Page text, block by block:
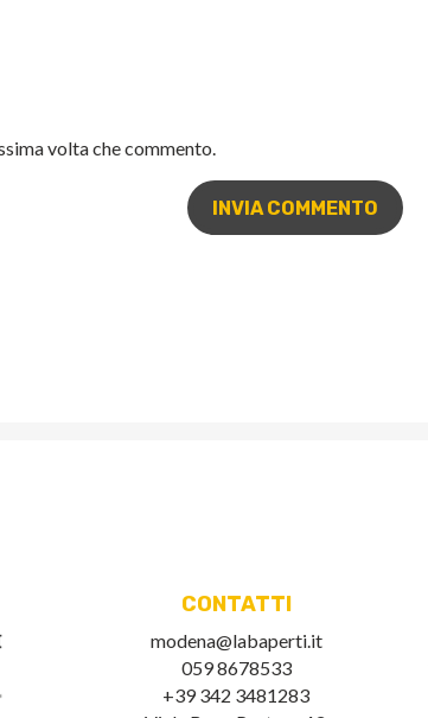
volta che commento.
CONTATTI
modena@labaperti.it
059 8678533
+39 342 3481283